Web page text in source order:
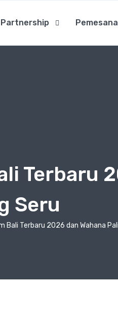
Partnership
Terbaru
Seru
Bali Terbaru 2026 dan Wahana